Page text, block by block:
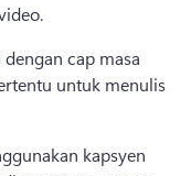
cap masa
untuk menulis
kapsyen